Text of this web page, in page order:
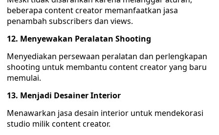
beberapa content creator memanfaatkan jasa
penambah subscribers dan views.
12. Menyewakan Peralatan Shooting
Menyediakan persewaan peralatan dan perlengkapan
shooting untuk membantu content creator yang baru
memulai.
13. Menjadi Desainer Interior
Menawarkan jasa desain interior untuk mendekorasi
studio milik content creator.